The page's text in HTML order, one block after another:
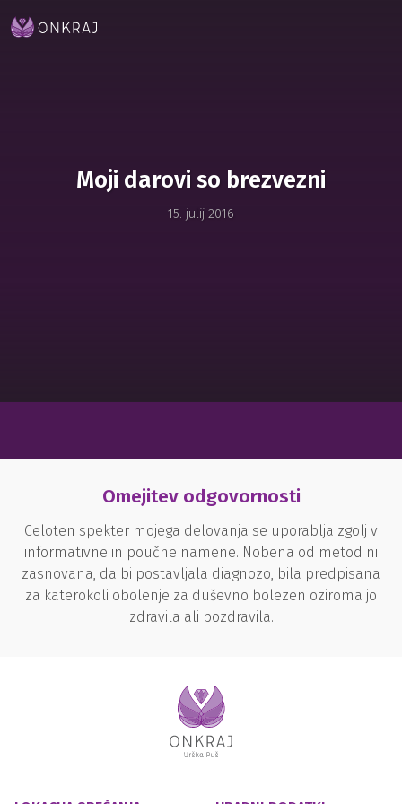
Moji darovi so brezvezni
15. julij 2016
Omejitev odgovornosti
Celoten spekter mojega delovanja se uporablja zgolj v
informativne in poučne namene. Nobena od metod ni
zasnovana, da bi postavljala diagnozo, bila predpisana
za katerokoli obolenje za duševno bolezen oziroma jo
zdravila ali pozdravila.